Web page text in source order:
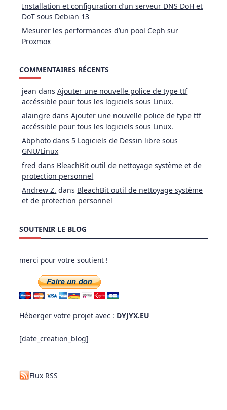
Installation et configuration d’un serveur DNS DoH et
DoT sous Debian 13
Mesurer les performances d’un pool Ceph sur
Proxmox
COMMENTAIRES RÉCENTS
jean dansAjouter une nouvelle police de type ttf
accéssible pour tous les logiciels sous Linux.
alaingre dansAjouter une nouvelle police de type ttf
accéssible pour tous les logiciels sous Linux.
Abphoto dans 5 Logiciels de Dessin libre sous
GNU/Linux
fred dans BleachBit outil de nettoyage système et de
protection personnel
Andrew Z. dans BleachBit outil de nettoyage système
et de protection personnel
SOUTENIR LE BLOG
merci pour votre soutient !
Héberger votre projet avec : DYJYX.EU
[date_creation_blog]
Flux RSS